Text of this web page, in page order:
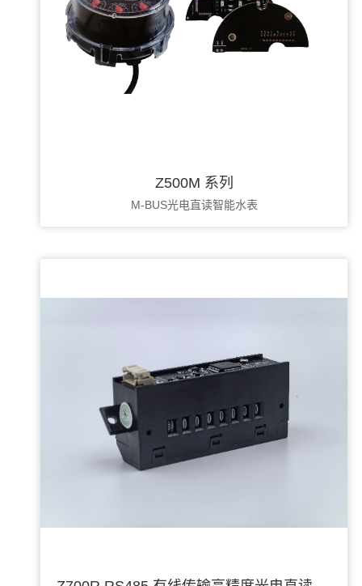
Z500M 系列
M-BUS光电直读智能水表